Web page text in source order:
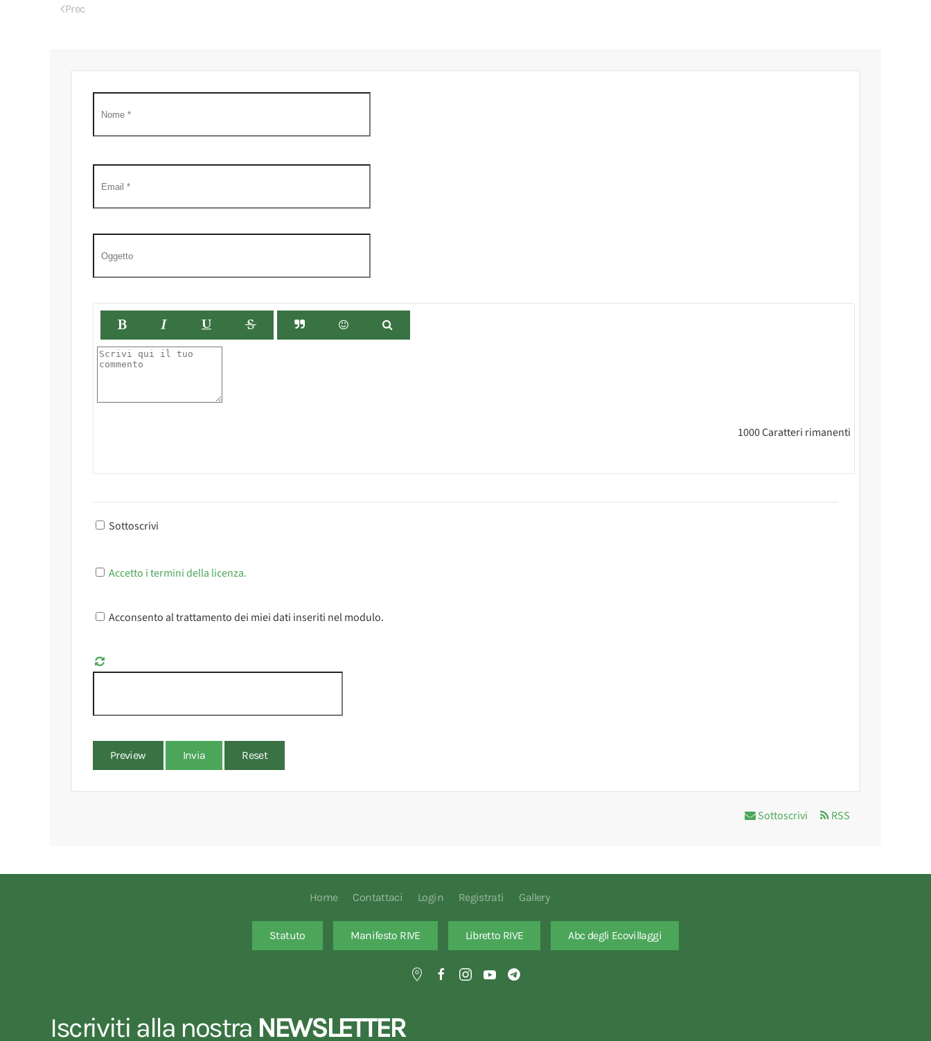
Prec
1000Caratteri rimanenti
Sottoscrivi
Accetto i termini della licenza.
Acconsento al trattamento dei miei dati inseriti nel modulo.
Preview Invia Reset
Sottoscrivi RSS
Home Contattaci Login Registrati Gallery
Statuto Manifesto RIVE Libretto RIVE Abc degli Ecovillaggi
Iscriviti alla nostra NEWSLETTER